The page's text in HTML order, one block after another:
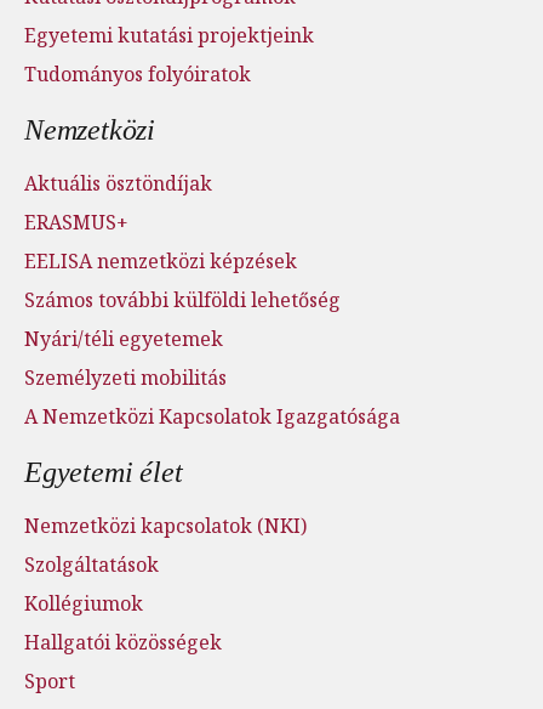
Egyetemi kutatási projektjeink
Tudományos folyóiratok
Nemzetközi
Aktuális ösztöndíjak
ERASMUS+
EELISA nemzetközi képzések
Számos további külföldi lehetőség
Nyári/téli egyetemek
Személyzeti mobilitás
A Nemzetközi Kapcsolatok Igazgatósága
Egyetemi élet
Nemzetközi kapcsolatok (NKI)
Szolgáltatások
Kollégiumok
Hallgatói közösségek
Sport